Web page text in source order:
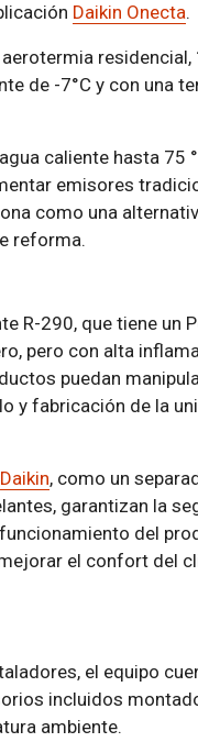
Daikin Onecta.
residencial,
de -7°C y con una
caliente hasta 75
emisores
como una
reforma.
R-290, que tiene un
pero con alta
puedan
y fabricación de la
Daikin, como un
garantizan la
del
el confort del
el equipo
incluidos
ambiente.